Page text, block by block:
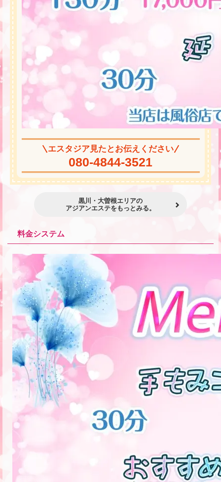
エスタジア見たとお伝えください
080-4844-3521
黒川・大曽根エリアの
アジアンエステをもっとみる。
料金システム